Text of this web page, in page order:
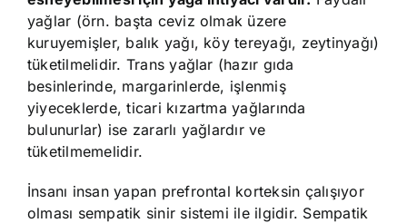
yağlar (örn. başta ceviz olmak üzere
kuruyemişler, balık yağı, köy tereyağı, zeytinyağı)
tüketilmelidir. Trans yağlar (hazır gıda
besinlerinde, margarinlerde, işlenmiş
yiyeceklerde, ticari kızartma yağlarında
bulunurlar) ise zararlı yağlardır ve
tüketilmemelidir.
İnsanı insan yapan prefrontal korteksin çalışıyor
olması sempatik sinir sistemi ile ilgidir. Sempatik